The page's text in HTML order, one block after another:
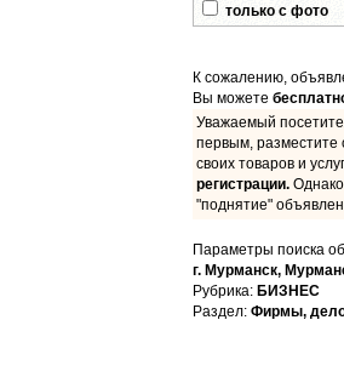
только с фото
К сожалению,
Вы можете
Уважаемый
первым, разместите
своих товаров и
регистрации.
"поднятие"
Параметры поиска
г. Мурманск,
Рубрика: БИЗНЕС
Раздел: Фирмы, дело